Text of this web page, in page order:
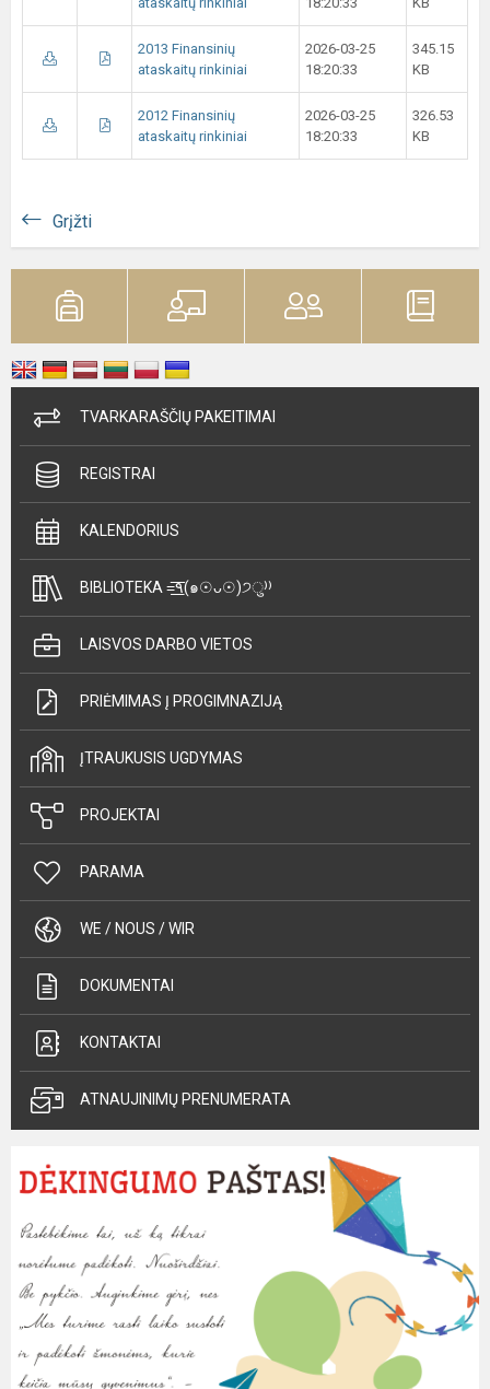
2013 Finansinių
ataskaitų rinkiniai
2026-03-25
18:20:33
345.15
KB
2012 Finansinių
ataskaitų rinkiniai
2026-03-25
18:20:33
326.53
KB
Grįžti
TVARKARAŠČIŲ PAKEITIMAI
REGISTRAI
KALENDORIUS
BIBLIOTEKA =͟͟͞͞٩(๑☉ᴗ☉)੭ु⁾⁾
LAISVOS DARBO VIETOS
PRIĖMIMAS Į PROGIMNAZIJĄ
ĮTRAUKUSIS UGDYMAS
PROJEKTAI
PARAMA
WE / NOUS / WIR
DOKUMENTAI
KONTAKTAI
ATNAUJINIMŲ PRENUMERATA